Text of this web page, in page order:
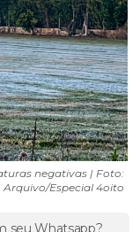
negativas | Foto:
Arquivo/Especial 4oito
seu Whatsapp?